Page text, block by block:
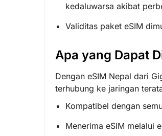
kedaluwarsa akibat
Validitas paket eSIM
Apa yang Dapat
Dengan eSIM Nepal dari
terhubung ke jaringan
Kompatibel dengan
Menerima eSIM melalui